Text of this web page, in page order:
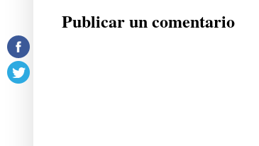
Publicar un comentario